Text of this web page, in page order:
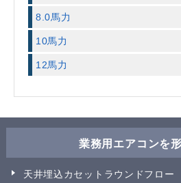
8.0馬力
10馬力
12馬力
業務用エアコンを
天井埋込カセットラウンドフロー